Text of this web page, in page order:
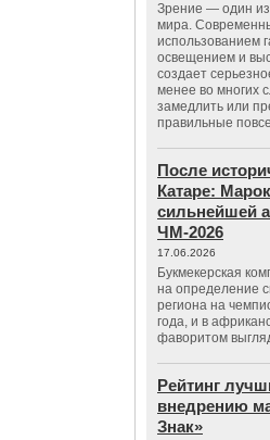
Зрение — один из
мира.
использованием
освещением и
создает
менее во многих
замедлить или
правильные
После
Катаре:
сильнейшей
ЧМ-2026
17.06.2026
Букмекерская
на определение
региона на
года, и в
фаворитом
Рейтинг
внедрению
Знак»